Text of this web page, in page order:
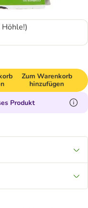
Zum Warenkorb
hinzufügen
Produkt